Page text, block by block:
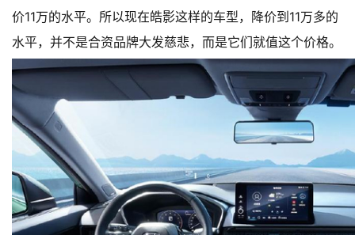
价11万的水平。所以现在皓影这样的车型，降价到11万多的
水平，并不是合资品牌大发慈悲，而是它们就值这个价格。